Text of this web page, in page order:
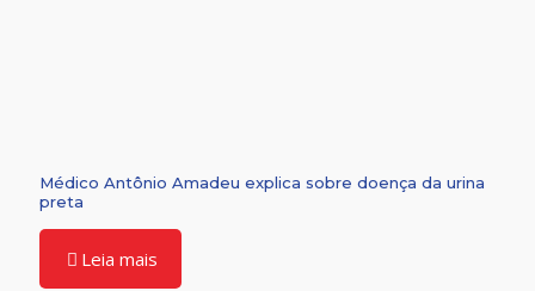
Médico Antônio Amadeu explica sobre doença da urina
preta
Leia mais